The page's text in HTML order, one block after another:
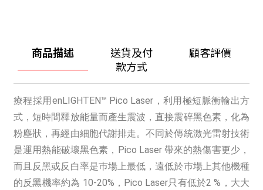
商品描述
送貨及付
款方式
顧客評價
療程採用enLIGHTEN™️ Pico Laser，利用極短脈衝輸出方
式，短時間釋放能量而產生震波，直接震碎黑色素，化為
粉塵狀，再經由細胞代謝排走。不同於傳統激光雷射技術
是運用熱能破壞黑色素，Pico Laser 帶來的熱傷害更少，
而且反黑或反白率是巿場上最低，遠低於巿場上其他機種
的反黑機率約為 10-20%，Pico Laser只有低於2 %，大大